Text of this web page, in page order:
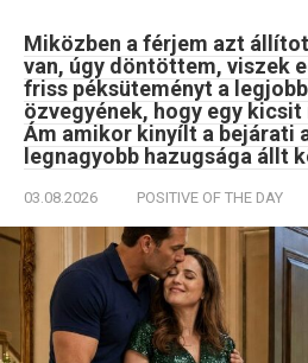
Miközben a férjem azt
van, úgy döntöttem, viszek
friss péksüteményt a
özvegyének, hogy egy
Ám amikor kinyílt a bejárati
legnagyobb hazugsága állt
03.08.2026 POSITIVE OF THE DAY